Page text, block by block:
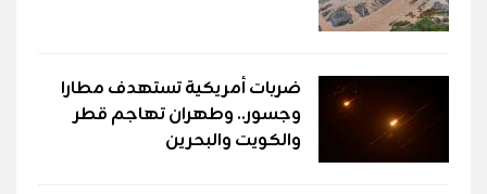
ضربات أمريكية تستهدف مطارا
وجسور.. وطهران تهاجم قطر
والكويت والبحرين